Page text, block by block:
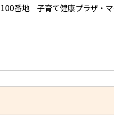
番地 子育て健康プラザ・マ